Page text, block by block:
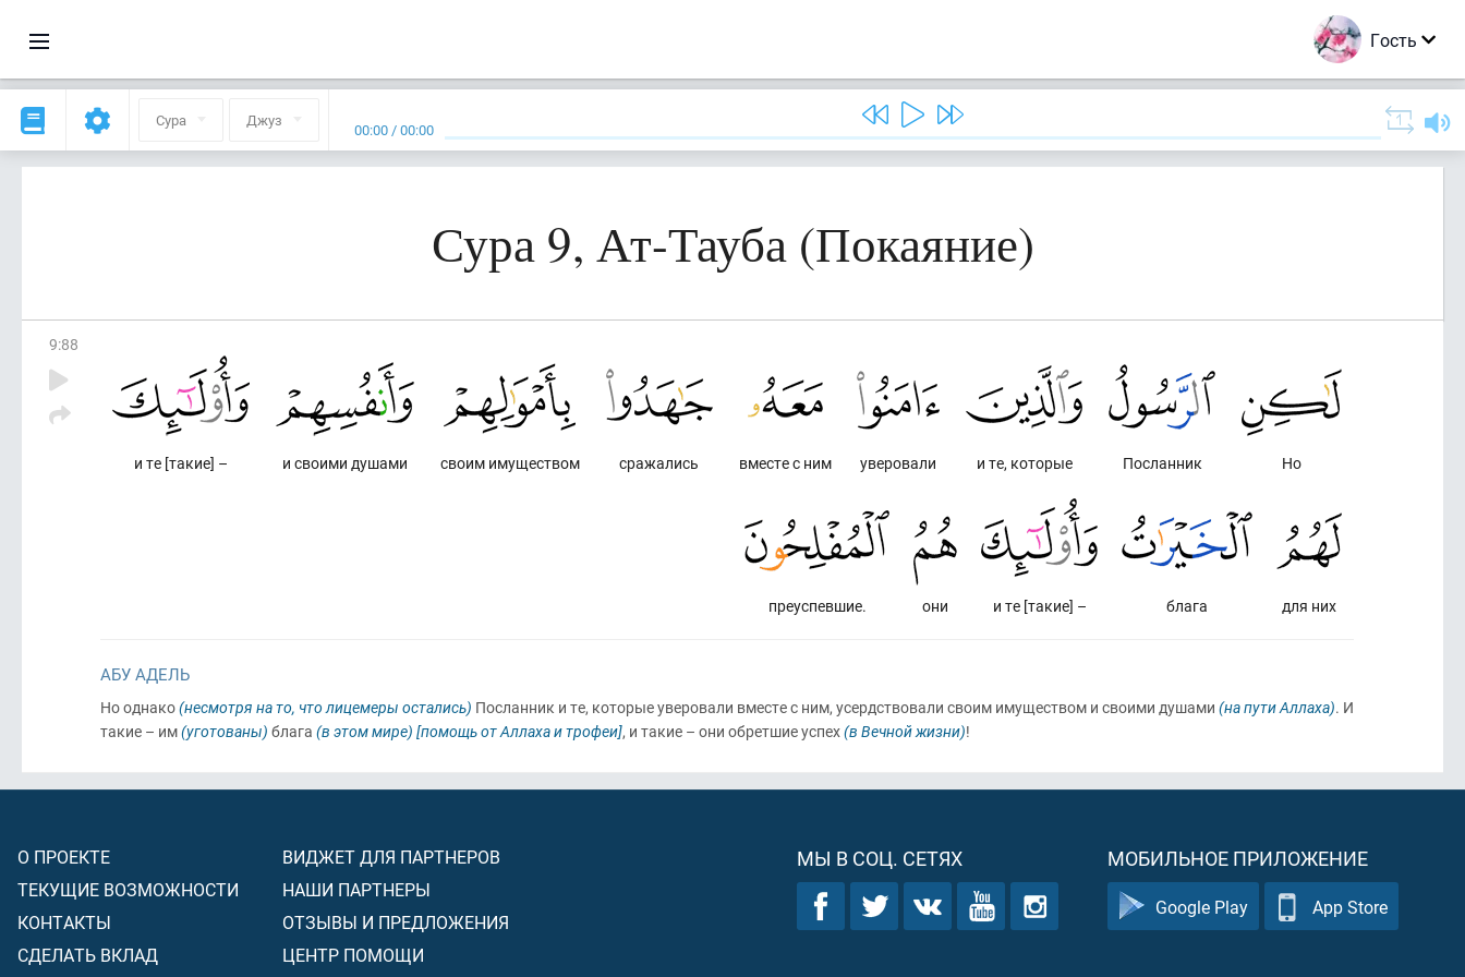
Гость
Сура Джуз 00:00 /00:00
Сура 9, Ат-Тауба (Покаяние)
9:88
Но
Посланник
и те, которые
уверовали
вместе с ним
сражались
своим имуществом
и своими душами
и те [такие] –
для них
блага
и те [такие] –
они
преуспевшие.
АБУ АДЕЛЬ
Но однако(несмотря на то, что лицемеры остались) Посланник и те, которые уверовали вместе с ним, усердствовали своим имуществом и своими душами (на пути Аллаха). И
такие – им(уготованы) блага (в этом мире) [помощь от Аллаха и трофеи], и такие – они обретшие успех(в Вечной жизни)!
О ПРОЕКТЕ
ТЕКУЩИЕ ВОЗМОЖНОСТИ
КОНТАКТЫ
СДЕЛАТЬ ВКЛАД
ВИДЖЕТ ДЛЯ ПАРТНЕРОВ
НАШИ ПАРТНЕРЫ
ОТЗЫВЫ И ПРЕДЛОЖЕНИЯ
ЦЕНТР ПОМОЩИ
МЫ В СОЦ. СЕТЯХ МОБИЛЬНОЕ ПРИЛОЖЕНИЕ
Google Play App Store